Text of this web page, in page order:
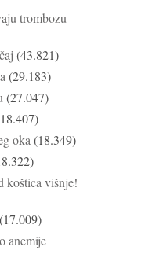
trombozu
(43.821)
(29.183)
(27.047)
oka (18.349)
koštica višnje!
(17.009)
anemije